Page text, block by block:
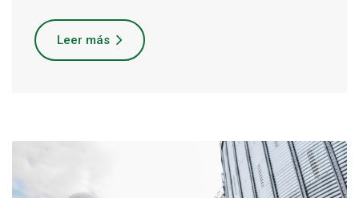
Leer más